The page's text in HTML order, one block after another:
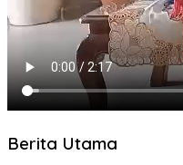
Berita Utama